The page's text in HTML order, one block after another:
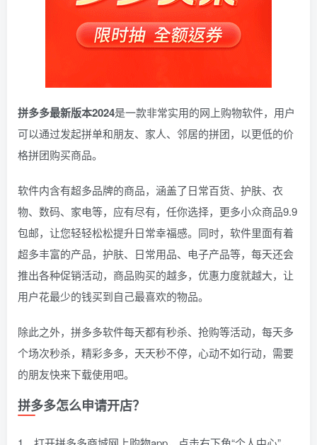
拼多多最新版本2024是一款非常实用的网上购物软件，用户
可以通过发起拼单和朋友、家人、邻居的拼团，以更低的价
格拼团购买商品。
软件内含有超多品牌的商品，涵盖了日常百货、护肤、衣
物、数码、家电等，应有尽有，任你选择，更多小众商品9.9
包邮，让您轻轻松松提升日常幸福感。同时，软件里面有着
超多丰富的产品，护肤、日常用品、电子产品等，每天还会
推出各种促销活动，商品购买的越多，优惠力度就越大，让
用户花最少的钱买到自己最喜欢的物品。
除此之外，拼多多软件每天都有秒杀、抢购等活动，每天多
个场次秒杀，精彩多多，天天秒不停，心动不如行动，需要
的朋友快来下载使用吧。
拼多多怎么申请开店？